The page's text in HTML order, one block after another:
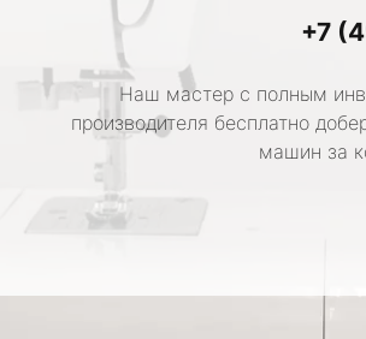
+7
Наш мастер с полным
производителя бесплатно
машин за